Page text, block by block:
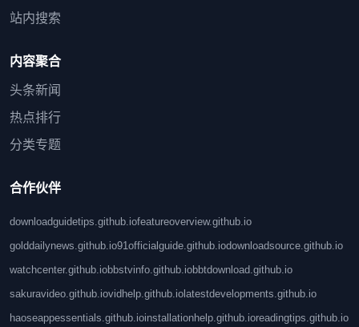
站内搜索
内容聚合
头条新闻
热点排行
分类专题
合作伙伴
downloadguidetips.github.iofeatureoverview.github.io
golddailynews.github.io91officialguide.github.iodownloadsource.github.io
watchcenter.github.iobbstvinfo.github.iobbtdownload.github.io
sakuravideo.github.iovidhelp.github.iolatestdevelopments.github.io
haoseappessentials.github.ioinstallationhelp.github.ioreadingtips.github.io